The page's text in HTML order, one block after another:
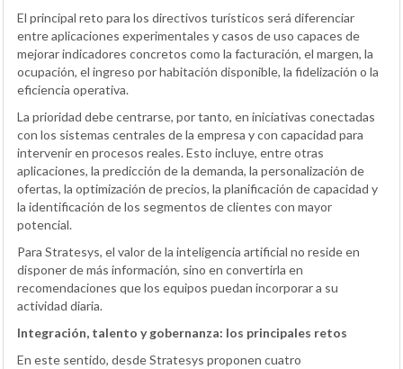
El principal reto para los directivos turísticos será diferenciar
entre aplicaciones experimentales y casos de uso capaces de
mejorar indicadores concretos como la facturación, el margen, la
ocupación, el ingreso por habitación disponible, la fidelización o la
eficiencia operativa.
La prioridad debe centrarse, por tanto, en iniciativas conectadas
con los sistemas centrales de la empresa y con capacidad para
intervenir en procesos reales. Esto incluye, entre otras
aplicaciones, la predicción de la demanda, la personalización de
ofertas, la optimización de precios, la planificación de capacidad y
la identificación de los segmentos de clientes con mayor
potencial.
Para Stratesys, el valor de la inteligencia artificial no reside en
disponer de más información, sino en convertirla en
recomendaciones que los equipos puedan incorporar a su
actividad diaria.
Integración, talento y gobernanza: los principales retos
En este sentido, desde Stratesys proponen cuatro